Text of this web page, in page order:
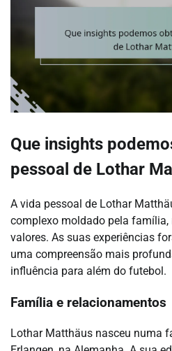
Que insights
pessoal de Lothar
A vida pessoal de Lothar
complexo moldado pela família,
valores. As suas experiências
uma compreensão mais
influência para além do futebol.
Família e relacionamentos
Lothar Matthäus nasceu numa